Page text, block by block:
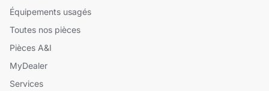
Équipements usagés
Toutes nos pièces
Pièces A&I
MyDealer
Services